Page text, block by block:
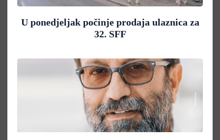
U ponedjeljak počinje prodaja ulaznica za
32. SFF